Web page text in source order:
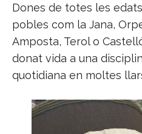
Dones de totes les
pobles com la Jana,
Amposta, Terol o
donat vida a una
quotidiana en moltes